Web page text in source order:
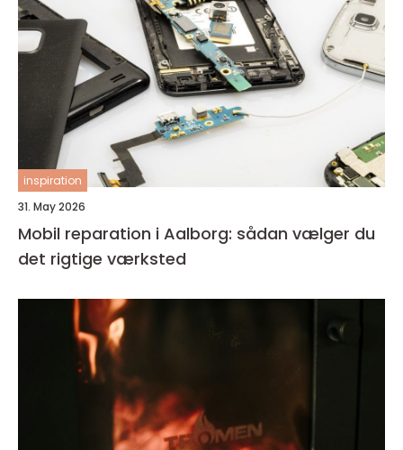
inspiration
31. May 2026
Mobil reparation i Aalborg: sådan vælger du
det rigtige værksted